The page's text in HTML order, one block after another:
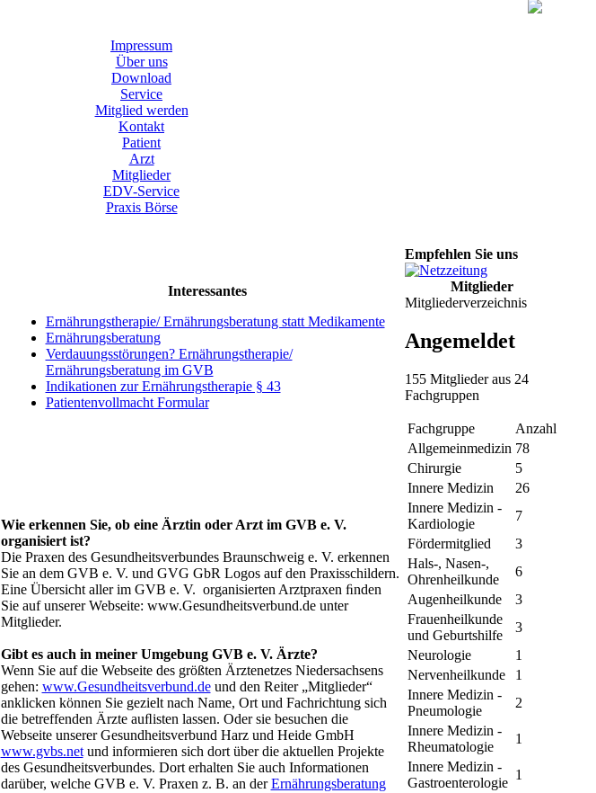
Impressum
Über uns
Download
Service
Mitglied werden
Kontakt
Patient
Arzt
Mitglieder
EDV-Service
Praxis Börse
Interessantes
Ernährungstherapie/ Ernährungsberatung statt Medikamente
Ernährungsberatung
Verdauungsstörungen? Ernährungstherapie/
Ernährungsberatung im GVB
Indikationen zur Ernährungstherapie § 43
Patientenvollmacht Formular
Wie erkennen Sie, ob eine Ärztin oder Arzt im GVB e. V.
organisiert ist?
Die Praxen des Gesundheitsverbundes Braunschweig e. V. erkennen
Sie an dem GVB e. V. und GVG GbR Logos auf den Praxisschildern.
Eine Übersicht aller im GVB e. V. organisierten Arztpraxen ﬁnden
Sie auf unserer Webseite: www.Gesundheitsverbund.de unter
Mitglieder.
Gibt es auch in meiner Umgebung GVB e. V. Ärzte?
Wenn Sie auf die Webseite des größten Ärztenetzes Niedersachsens
gehen: www.Gesundheitsverbund.deund den Reiter „Mitglieder“
anklicken können Sie gezielt nach Name, Ort und Fachrichtung sich
die betreffenden Ärzte auﬂisten lassen. Oder sie besuchen die
Webseite unserer Gesundheitsverbund Harz und Heide GmbH
www.gvbs.netund informieren sich dort über die aktuellen Projekte
des Gesundheitsverbundes. Dort erhalten Sie auch Informationen
darüber, welche GVB e. V. Praxen z. B. an derErnährungsberatung
Empfehlen Sie uns
Mitglieder
Mitgliederverzeichnis
Angemeldet
155 Mitglieder aus 24
Fachgruppen
Fachgruppe
Anzahl
Allgemeinmedizin 78
Chirurgie
5
Innere Medizin
26
Innere Medizin -
Kardiologie
7
Fördermitglied
3
Hals-, Nasen-,
Ohrenheilkunde
6
Augenheilkunde
3
Frauenheilkunde
und Geburtshilfe
3
Neurologie
1
Nervenheilkunde
1
Innere Medizin -
Pneumologie
2
Innere Medizin -
Rheumatologie
1
Innere Medizin -
Gastroenterologie
1